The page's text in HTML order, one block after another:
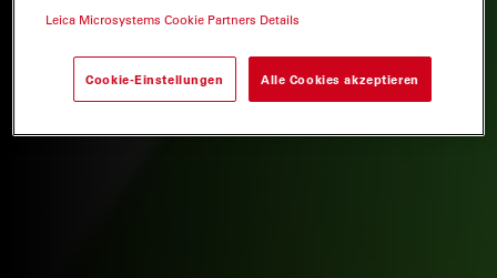
Leica Microsystems Cookie Partners Details
Cookie-Einstellungen Alle Cookies akzeptieren